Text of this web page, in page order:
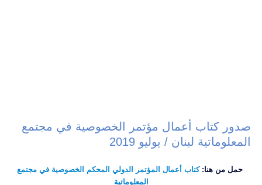
صدور كتاب أعمال مؤتمر الخصوصية في مجتمع
المعلوماتية لبنان / يوليو 2019
حمل من هنا:كتاب أعمال المؤتمر الدولي المحكم الخصوصية في مجتمع
المعلوماتية